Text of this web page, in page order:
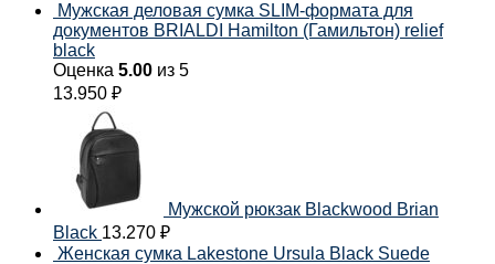
Мужская деловая сумка SLIM-формата для
документов BRIALDI Hamilton (Гамильтон) relief
black
Оценка 5.00 из 5
13.950 ₽
Мужской рюкзак Blackwood Brian
Black 13.270 ₽
Женская сумка Lakestone Ursula Black Suede